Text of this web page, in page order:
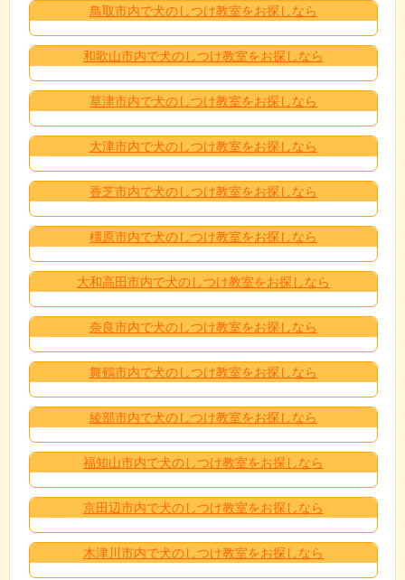
鳥取市内で犬のしつけ教室をお探しなら
和歌山市内で犬のしつけ教室をお探しなら
草津市内で犬のしつけ教室をお探しなら
大津市内で犬のしつけ教室をお探しなら
香芝市内で犬のしつけ教室をお探しなら
橿原市内で犬のしつけ教室をお探しなら
大和高田市内で犬のしつけ教室をお探しなら
奈良市内で犬のしつけ教室をお探しなら
舞鶴市内で犬のしつけ教室をお探しなら
綾部市内で犬のしつけ教室をお探しなら
福知山市内で犬のしつけ教室をお探しなら
京田辺市内で犬のしつけ教室をお探しなら
木津川市内で犬のしつけ教室をお探しなら